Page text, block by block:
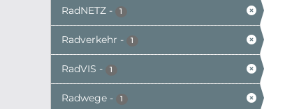
RadNETZ - 1
Radverkehr - 1
RadVIS - 1
Radwege - 1